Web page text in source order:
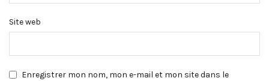
Site web
Enregistrer mon nom, mon e-mail et mon site dans le